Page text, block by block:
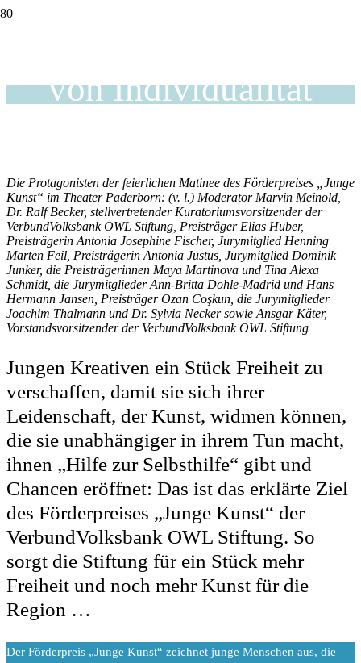
von Individualität
Die Protagonisten der feierlichen Matinee des Förderpreises „Junge
Kunst“ im Theater Paderborn: (v. l.) Moderator Marvin Meinold,
Dr. Ralf Becker, stellvertretender Kuratoriumsvorsitzender der
VerbundVolksbank OWL Stiftung, Preisträger Elias Huber,
Preisträgerin Antonia Josephine Fischer, Jurymitglied Henning
Marten Feil, Preisträgerin Antonia Justus, Jurymitglied Dominik
Junker, die Preisträgerinnen Maya Martinova und Tina Alexa
Schmidt, die Jurymitglieder Ann-Britta Dohle-Madrid und Hans
Hermann Jansen, Preisträger Ozan Coşkun, die Jurymitglieder
Joachim Thalmann und Dr. Sylvia Necker sowie Ansgar Käter,
Vorstandsvorsitzender der VerbundVolksbank OWL Stiftung
Jungen Kreativen ein Stück Freiheit zu
verschaffen, damit sie sich ihrer
Leidenschaft, der Kunst, widmen können,
die sie unabhängiger in ihrem Tun macht,
ihnen „Hilfe zur Selbsthilfe“ gibt und
Chancen eröffnet: Das ist das erklärte Ziel
des Förderpreises „Junge Kunst“ der
VerbundVolksbank OWL Stiftung. So
sorgt die Stiftung für ein Stück mehr
Freiheit und noch mehr Kunst für die
Region …
Der Förderpreis „Junge Kunst“ zeichnet junge Menschen aus, die